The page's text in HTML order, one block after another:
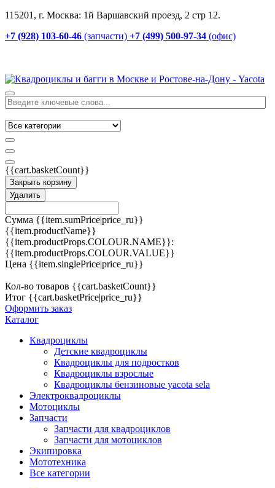
115201, г. Москва: 1й Варшавский проезд, 2 стр 12.
+7 (928) 103-60-46 (запчасти) +7 (499) 500-97-34 (офис)
{{cart.basketCount}}
Закрыть корзину
Удалить
Сумма {{item.sumPrice|price_ru}}
{{item.productName}}
{{item.productProps.COLOUR.NAME}}:
{{item.productProps.COLOUR.VALUE}}
Цена {{item.singlePrice|price_ru}}
Кол-во товаров {{cart.basketCount}}
Итог {{cart.basketPrice|price_ru}}
Оформить заказ
Каталог
Квадроциклы
Детские квадроциклы
Квадроциклы для подростков
Квадроциклы взрослые
Квадроциклы бензиновые yacota sela
Электроквадроциклы
Мотоциклы
Запчасти
Запчасти для квадроциклов
Запчасти для мотоциклов
Экипировка
Мототехника
Все категории